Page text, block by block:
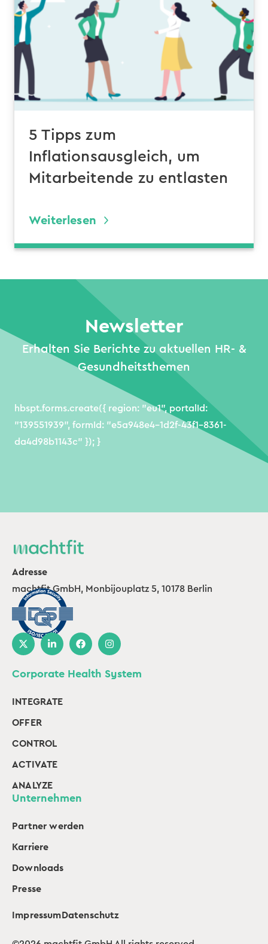
5 Tipps zum
Inflationsausgleich, um
Mitarbeitende zu entlasten
Weiterlesen
Newsletter
Erhalten Sie Berichte zu aktuellen HR- &
Gesundheitsthemen
hbspt.forms.create({ region: "eu1", portalId:
"139551939", formId: "e5a948e4-1d2f-43f1-8361-
da4d98b1143c" }); }
Adresse
machtfit GmbH, Monbijouplatz 5, 10178 Berlin
Corporate Health System
INTEGRATE
OFFER
CONTROL
ACTIVATE
ANALYZE
Unternehmen
Partner werden
Karriere
Downloads
Presse
Impressum Datenschutz